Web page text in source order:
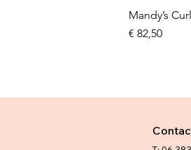
Mandy’s
Prijs
€ 82,50